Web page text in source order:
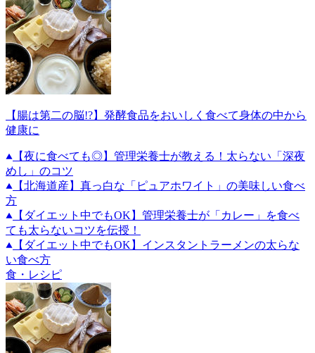
【腸は第二の脳!?】発酵食品をおいしく食べて身体の中から
健康に
【夜に食べても◎】管理栄養士が教える！太らない「深夜
めし」のコツ
【北海道産】真っ白な「ピュアホワイト」の美味しい食べ
方
【ダイエット中でもOK】管理栄養士が「カレー」を食べ
ても太らないコツを伝授！
【ダイエット中でもOK】インスタントラーメンの太らな
い食べ方
食・レシピ